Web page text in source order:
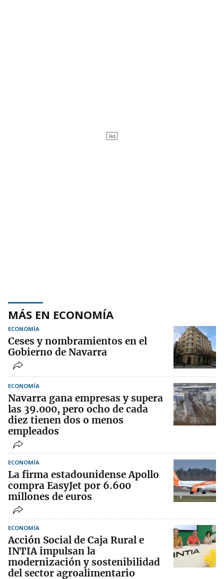
MÁS EN ECONOMÍA
ECONOMÍA
Ceses y nombramientos en el
Gobierno de Navarra
ECONOMÍA
Navarra gana empresas y supera
las 39.000, pero ocho de cada
diez tienen dos o menos
empleados
ECONOMÍA
La firma estadounidense Apollo
compra EasyJet por 6.600
millones de euros
ECONOMÍA
Acción Social de Caja Rural e
INTIA impulsan la
modernización y sostenibilidad
del sector agroalimentario